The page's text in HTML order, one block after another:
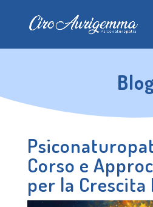
Blog
Corso e
per la Crescita